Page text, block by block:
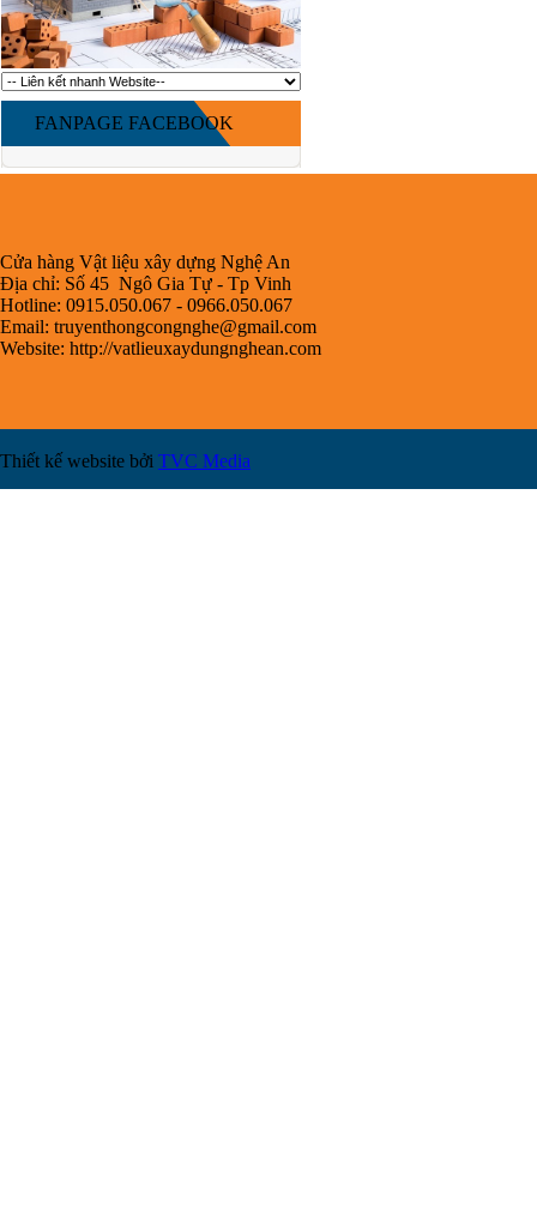
FANPAGE FACEBOOK
Cửa hàng Vật liệu xây dựng Nghệ An
Địa chỉ: Số 45 Ngô Gia Tự - Tp Vinh
Hotline: 0915.050.067 - 0966.050.067
Email: truyenthongcongnghe@gmail.com
Website: http://vatlieuxaydungnghean.com
Thiết kế website bởi TVC Media